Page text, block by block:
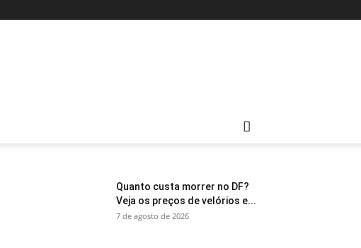
Quanto custa morrer no DF?
Veja os preços de velórios e...
7 de agosto de 2026